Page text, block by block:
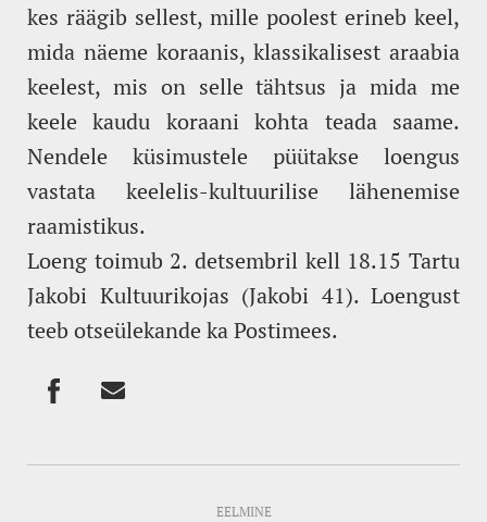
kes räägib sellest, mille poolest erineb keel,
mida näeme koraanis, klassikalisest araabia
keelest, mis on selle tähtsus ja mida me
keele kaudu koraani kohta teada saame.
Nendele küsimustele püütakse loengus
vastata keelelis-kultuurilise lähenemise
raamistikus.
Loeng toimub 2. detsembril kell 18.15 Tartu
Jakobi Kultuurikojas (Jakobi 41). Loengust
teeb otseülekande ka Postimees.
EELMINE